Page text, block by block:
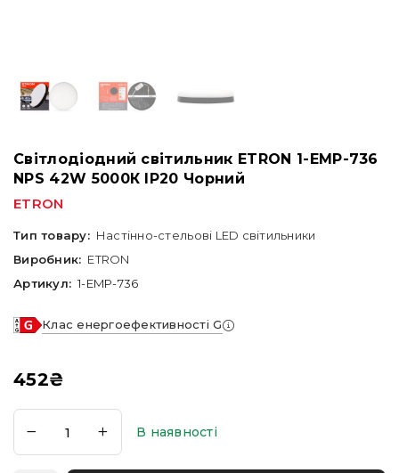
Світлодіодний світильник ETRON 1-EMP-736
NPS 42W 5000К ІР20 Чорний
ETRON
Тип товару: Настінно-стельові LED світильники
Виробник: ETRON
Артикул: 1-EMP-736
Клас енергоефективності G
452₴
В наявності